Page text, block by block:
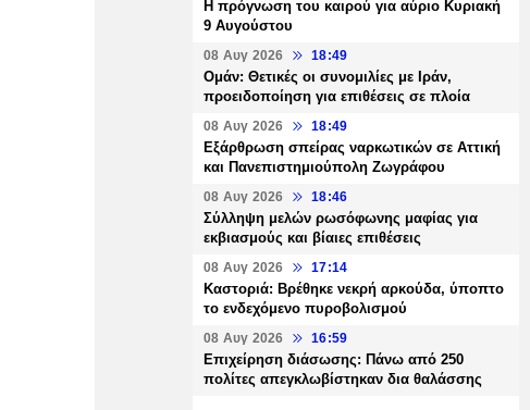
Η πρόγνωση του καιρού για αύριο Κυριακή
9 Αυγούστου
08 Αυγ 2026 18:49
Ομάν: Θετικές οι συνομιλίες με Ιράν,
προειδοποίηση για επιθέσεις σε πλοία
08 Αυγ 2026 18:49
Εξάρθρωση σπείρας ναρκωτικών σε Αττική
και Πανεπιστημιούπολη Ζωγράφου
08 Αυγ 2026 18:46
Σύλληψη μελών ρωσόφωνης μαφίας για
εκβιασμούς και βίαιες επιθέσεις
08 Αυγ 2026 17:14
Καστοριά: Βρέθηκε νεκρή αρκούδα, ύποπτο
το ενδεχόμενο πυροβολισμού
08 Αυγ 2026 16:59
Επιχείρηση διάσωσης: Πάνω από 250
πολίτες απεγκλωβίστηκαν δια θαλάσσης